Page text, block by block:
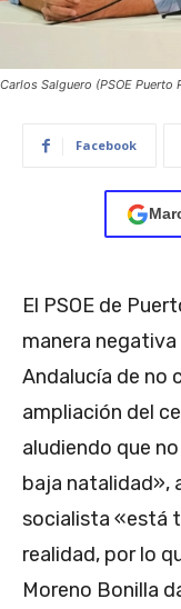
Carlos Salguero (PSOE Puerto
Facebook
El PSOE de
manera
Andalucía de no
ampliación del
aludiendo que
baja natalidad»,
socialista «está
realidad, por lo
Moreno Bonilla